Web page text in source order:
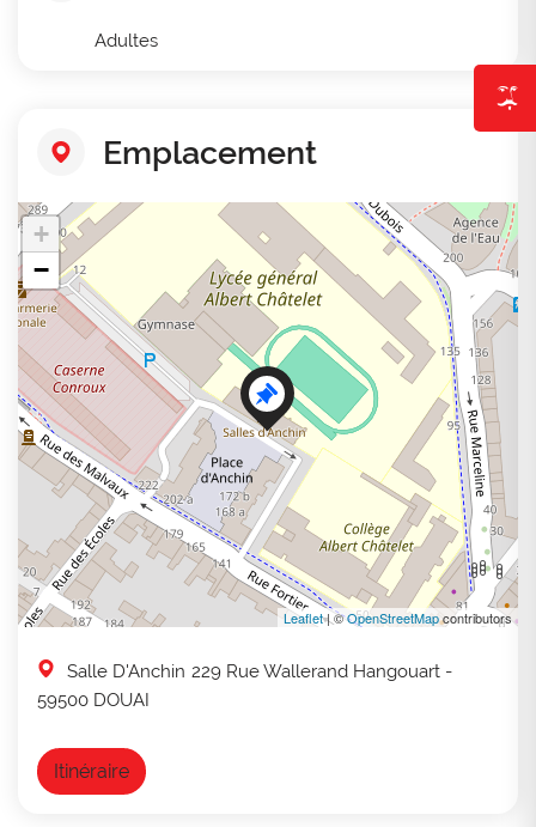
Adultes
Emplacement
+
−
Leaflet| ©OpenStreetMapcontributors
Salle D'Anchin 229 Rue Wallerand Hangouart -
59500 DOUAI
Itinéraire